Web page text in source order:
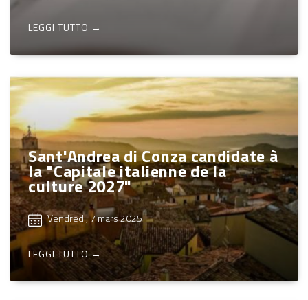
LEGGI TUTTO →
Sant'Andrea di Conza candidate à
la "Capitale italienne de la
culture 2027"
Vendredi, 7 mars 2025
LEGGI TUTTO →